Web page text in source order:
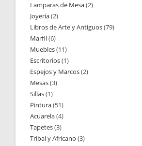
producto
Lamparas de Mesa 22
Joyería 22
productos
Libros de Arte y Antiguos 7979
Marfil 66
productos
Muebles 1111
productos
Escritorios 11
producto
Espejos y Marcos 22
Mesas 33
Sillas 11
producto
Pintura 5151
productos
Acuarela 44
productos
Tapetes 33
productos
Tribal y Africano 33